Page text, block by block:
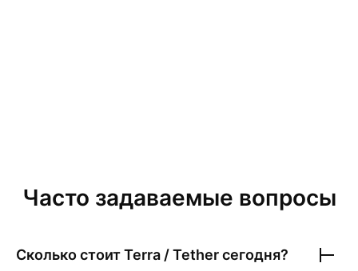
Часто задаваемые вопросы
Сколько стоитTerra / Tetherсегодня?